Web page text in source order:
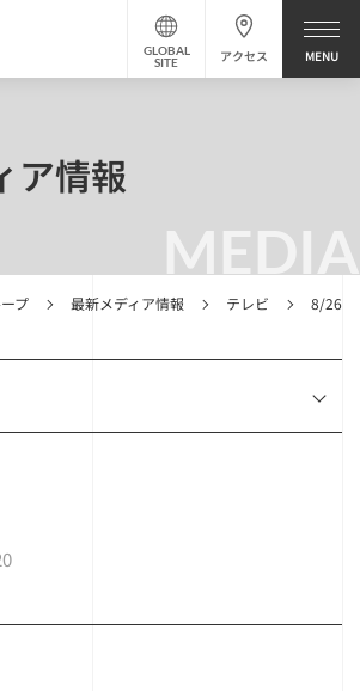
アクセス
GLOBAL
SITE
MEDIA
プ 最新メディア情報 テレビ 8/26
ア情報